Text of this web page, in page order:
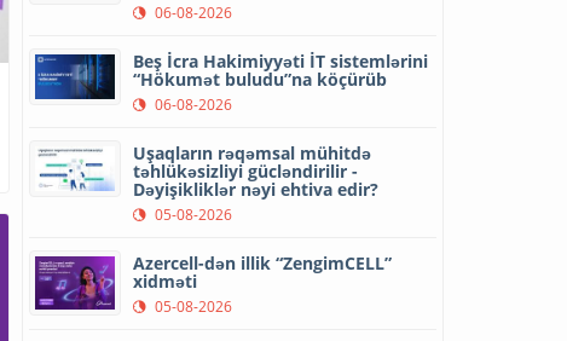
06-08-2026
Beş İcra Hakimiyyəti İT sistemlərini
“Hökumət buludu”na köçürüb
06-08-2026
Uşaqların rəqəmsal mühitdə
təhlükəsizliyi gücləndirilir -
Dəyişikliklər nəyi ehtiva edir?
05-08-2026
Azercell-dən illik “ZengimCELL”
xidməti
05-08-2026